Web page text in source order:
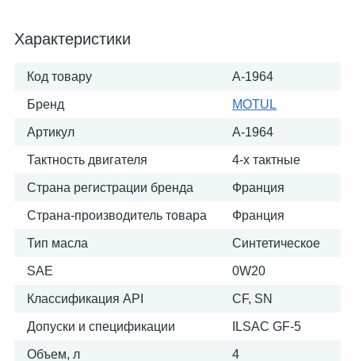
Характеристики
Код товару A-1964
Бренд MOTUL
Артикул A-1964
Тактность двигателя 4-х тактные
Страна регистрации бренда Франция
Страна-производитель товара Франция
Тип масла Синтетическое
SAE 0W20
Классификация API CF, SN
Допуски и спецификации ILSAC GF-5
Объем, л 4